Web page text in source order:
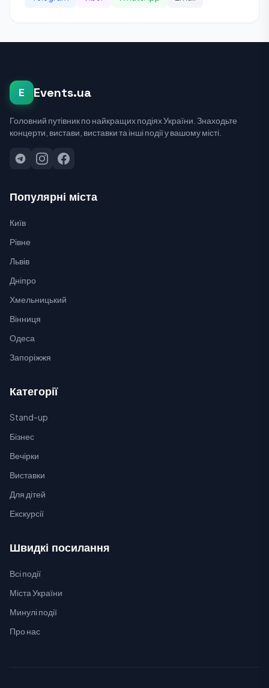
E Events.ua
Головний путівник по найкращих подіях України. Знаходьте
концерти, вистави, виставки та інші події у вашому місті.
Популярні міста
Київ
Рівне
Львів
Дніпро
Хмельницький
Вінниця
Одеса
Запоріжжя
Категорії
Stand-up
Бізнес
Вечірки
Виставки
Для дітей
Екскурсії
Швидкі посилання
Всі події
Міста України
Минулі події
Про нас